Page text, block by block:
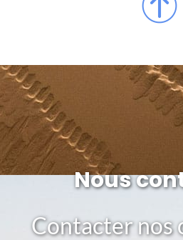
Nous
Contacter nos